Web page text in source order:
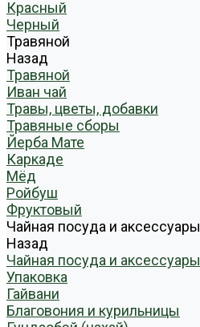
Красный
Черный
Травяной
Назад
Травяной
Иван чай
Травы, цветы, добавки
Травяные сборы
Йерба Мате
Каркаде
Мёд
Ройбуш
Фруктовый
Чайная посуда и аксессуары
Назад
Чайная посуда и аксессуары
Упаковка
Гайвани
Благовония и курильницы